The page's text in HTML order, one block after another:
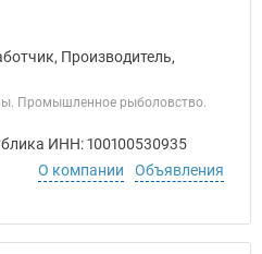
Производитель,
Промышленное рыболовство.
ИНН: 100100530935
О компании
Объявления